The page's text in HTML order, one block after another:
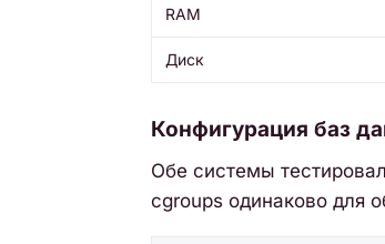
RAM
Диск
Конфигурация баз
Обе системы
cgroups одинаково для